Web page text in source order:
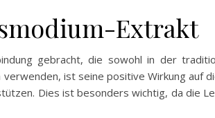
Extrakt
gebracht, die sowohl in der
ist seine positive Wirkung auf
Dies ist besonders wichtig, da die